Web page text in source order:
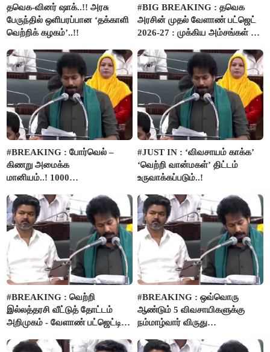
தவெக-வினர் ஷாக்..!! அரசு
பேருந்தில் ஒளிபரப்பான ‘தக்காளி
வெற்றிக் கழகம்’..!!
#BIG BREAKING : தவெக
அரசின் முதல் வேளாண் பட்ஜெட்
2026-27 : முக்கிய அம்சங்கள் ஓர்
#BREAKING : போர்வெல் –
கிணறு அமைக்க
மானியம்..! 1000
பம்புசெட் வழங்கப்படும்..!
#JUST IN : ‘விவசாயம் காக்க’
‘வெற்றி வான்மகள்’ திட்டம்
உருவாக்கப்படும்..!
#BREAKING : வெற்றி
இல்லத்தரசி வீட்டுத் தோட்டம்
அறிமுகம் - வேளாண் பட்ஜெட்டில்
#BREAKING : ஒவ்வொரு
ஆண்டும் 5 விவசாயிகளுக்கு
நம்மாழ்வார் விருது